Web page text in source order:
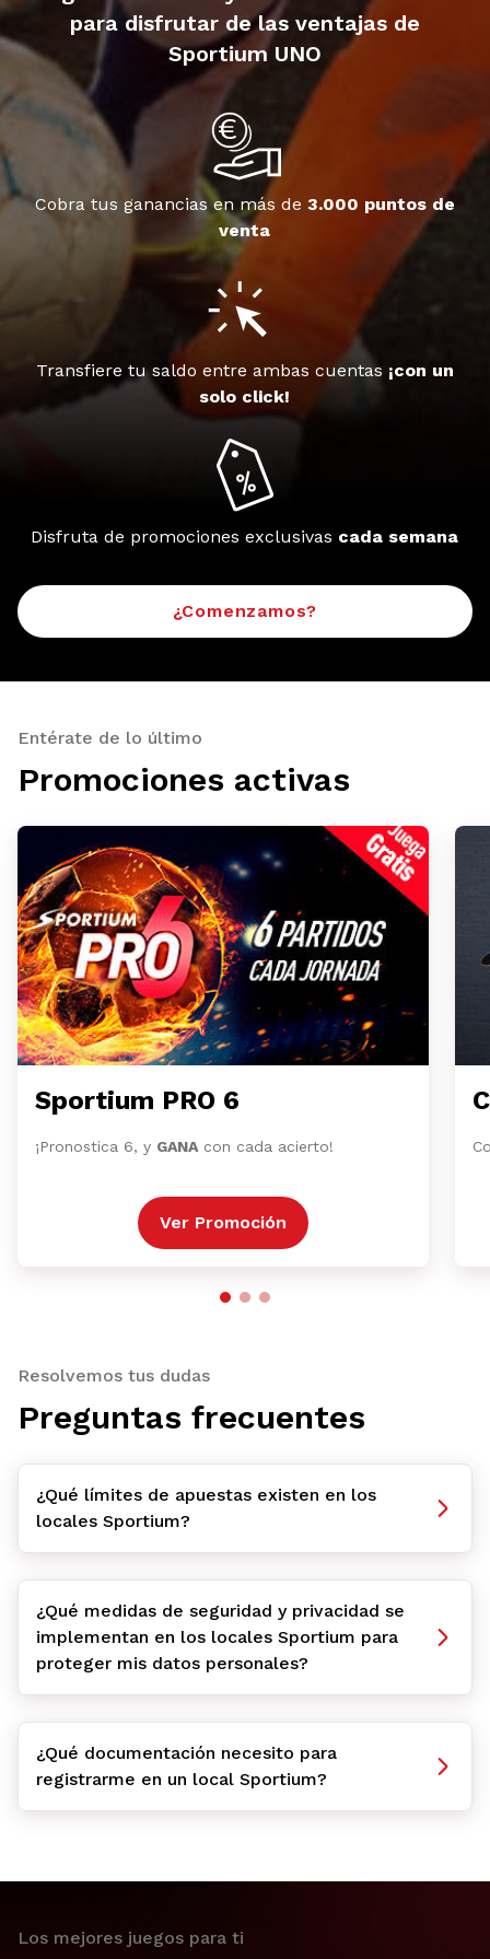
para disfrutar de las ventajas de
Sportium UNO
Cobra tus ganancias en más de 3.000 puntos de
venta
Transfiere tu saldo entre ambas cuentas ¡con un
solo click!
Disfruta de promociones exclusivas cada semana
¿Comenzamos?
Entérate de lo último
Promociones activas
Sportium PRO 6
¡Pronostica 6, y GANA con cada acierto!
Ver Promoción
Resolvemos tus dudas
Preguntas frecuentes
¿Qué límites de apuestas existen en los
locales Sportium?
¿Qué medidas de seguridad y privacidad se
implementan en los locales Sportium para
proteger mis datos personales?
¿Qué documentación necesito para
registrarme en un local Sportium?
Los mejores juegos para ti